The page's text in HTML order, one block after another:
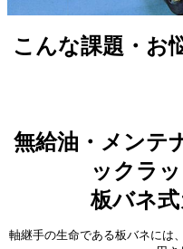
こんな課題・お
無給油・メンテ
ックラ
板バネ
軸継手の生命である板バネには